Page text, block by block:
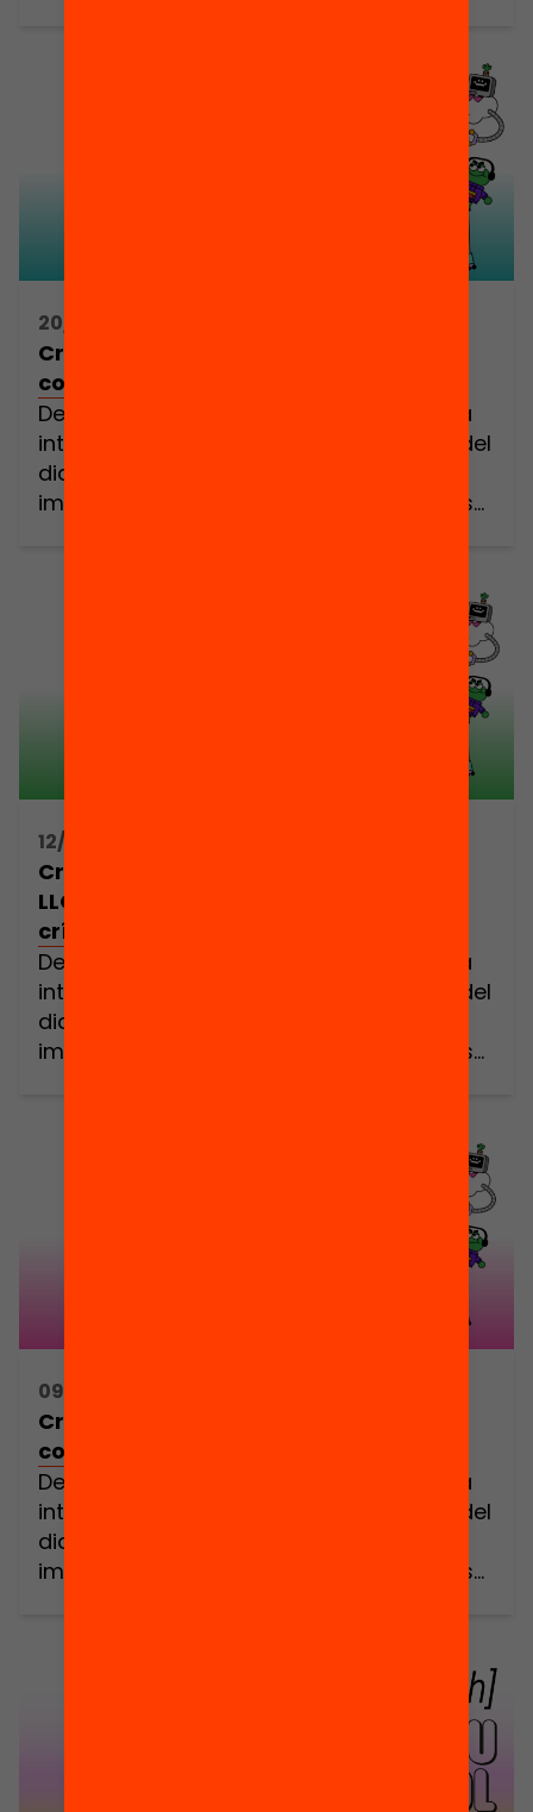
20/05/2025 16:30h - 18:30h
Créixer amb la IA / REUS: Jornada
comunitària, crítica i pràctica
Des de les escoles i les llars veiem que la
intel·ligència artificial (IA) ja forma part del
dia a dia dels nostres infants: generen
imatges amb ella, la fan servir per fer els
12/05/2025 16:30h - 18:30h
Créixer amb la IA / L’HOSPITALET DE
LLOBREGAT: Jornada comunitària,
crítica i pràctica
Des de les escoles i les llars veiem que la
intel·ligència artificial (IA) ja forma part del
dia a dia dels nostres infants: generen
imatges amb ella, la fan servir per fer els
09/05/2025 16:30h - 18:30h
Créixer amb la IA / TREMP: Jornada
comunitària, crítica i pràctica
Des de les escoles i les llars veiem que la
intel·ligència artificial (IA) ja forma part del
dia a dia dels nostres infants: generen
imatges amb ella, la fan servir per fer els